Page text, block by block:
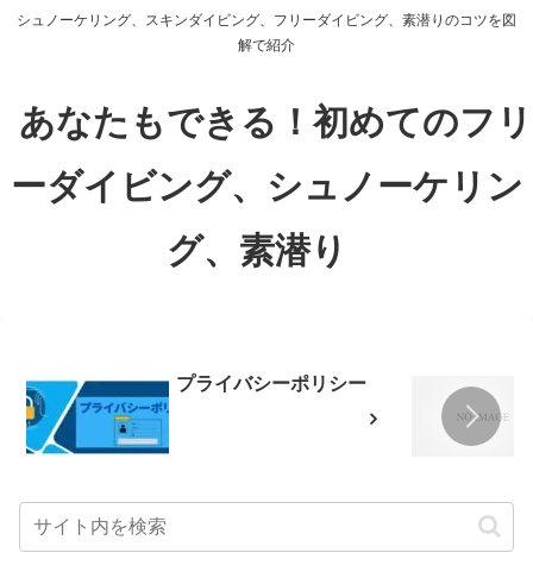
シュノーケリング、スキンダイビング、フリーダイビング、素潜りのコツを図
解で紹介
あなたもできる！初めてのフリ
ーダイビング、シュノーケリン
グ、素潜り
プライバシーポリシー